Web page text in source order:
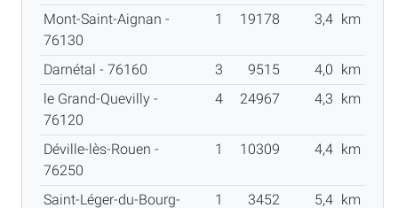
Mont-Saint-Aignan -
76130
1 19178 3,4 km
Darnétal - 76160 3 9515 4,0
km
le Grand-Quevilly -
76120
4 24967 4,3 km
Déville-lès-Rouen -
76250
1 10309 4,4 km
Saint-Léger-du-Bourg- 1 3452 5,4 km